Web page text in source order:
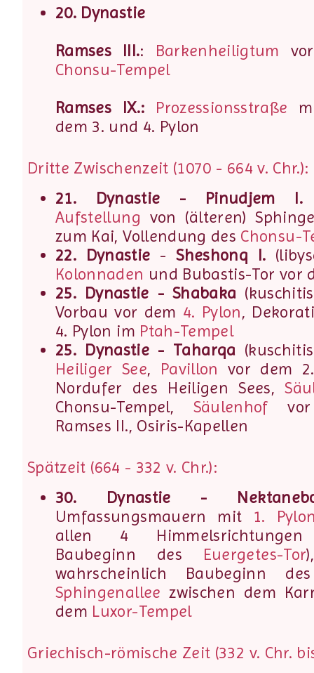
20. Dynastie
Ramses III.: Barkenheiligtum
Chonsu-Tempel
Ramses IX.:
Prozessionsstraße
dem 3. und 4. Pylon
Dritte Zwischenzeit (1070 - 664 v. Chr.):
21. Dynastie - Pinudjem I.
Aufstellung von (älteren)
zum Kai, Vollendung des Chonsu-
22. Dynastie -Sheshonq I.
Kolonnaden und Bubastis-Tor vor
25. Dynastie - Shabaka
Vorbau vor dem 4. Pylon,
4. Pylon im Ptah-Tempel
25. Dynastie - Taharqa
Heiliger See, Pavillon vor dem
Nordufer des Heiligen Sees,
Chonsu-Tempel, Säulenhof vor
Ramses II., Osiris-Kapellen
Spätzeit (664 - 332 v. Chr.):
30. Dynastie -
Umfassungsmauern mit 1.
allen 4 Himmelsrichtungen
Baubeginn des Euergetes-Tor
wahrscheinlich Baubeginn
Sphingenallee zwischen dem
dem Luxor-Tempel
Griechisch-römische Zeit (332 v. Chr.